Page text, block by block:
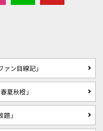
ン目線記」
夏秋橙」
題」